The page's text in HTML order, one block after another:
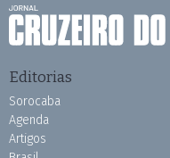
Editorias
Sorocaba
Agenda
Artigos